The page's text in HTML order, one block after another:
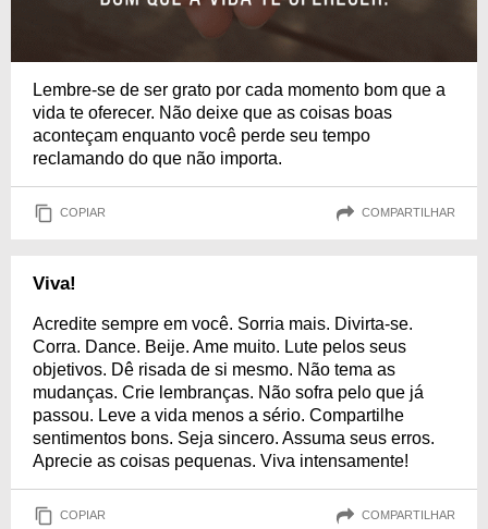
Lembre-se de ser grato por cada momento bom que a
vida te oferecer. Não deixe que as coisas boas
aconteçam enquanto você perde seu tempo
reclamando do que não importa.
COPIAR COMPARTILHAR
Viva!
Acredite sempre em você. Sorria mais. Divirta-se.
Corra. Dance. Beije. Ame muito. Lute pelos seus
objetivos. Dê risada de si mesmo. Não tema as
mudanças. Crie lembranças. Não sofra pelo que já
passou. Leve a vida menos a sério. Compartilhe
sentimentos bons. Seja sincero. Assuma seus erros.
Aprecie as coisas pequenas. Viva intensamente!
COPIAR COMPARTILHAR